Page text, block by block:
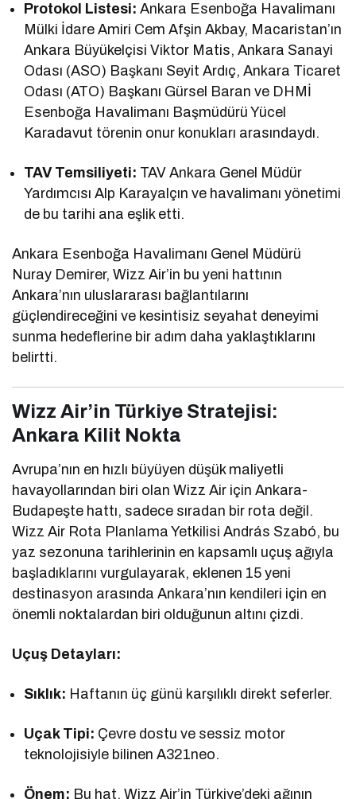
Protokol Listesi: Ankara Esenboğa Havalimanı
Mülki İdare Amiri Cem Afşin Akbay, Macaristan’ın
Ankara Büyükelçisi Viktor Matis, Ankara Sanayi
Odası (ASO) Başkanı Seyit Ardıç, Ankara Ticaret
Odası (ATO) Başkanı Gürsel Baran ve DHMİ
Esenboğa Havalimanı Başmüdürü Yücel
Karadavut törenin onur konukları arasındaydı.
TAV Temsiliyeti: TAV Ankara Genel Müdür
Yardımcısı Alp Karayalçın ve havalimanı yönetimi
de bu tarihi ana eşlik etti.
Ankara Esenboğa Havalimanı Genel Müdürü
Nuray Demirer, Wizz Air’in bu yeni hattının
Ankara’nın uluslararası bağlantılarını
güçlendireceğini ve kesintisiz seyahat deneyimi
sunma hedeflerine bir adım daha yaklaştıklarını
belirtti.
Wizz Air’in Türkiye Stratejisi:
Ankara Kilit Nokta
Avrupa’nın en hızlı büyüyen düşük maliyetli
havayollarından biri olan Wizz Air için Ankara-
Budapeşte hattı, sadece sıradan bir rota değil.
Wizz Air Rota Planlama Yetkilisi András Szabó, bu
yaz sezonuna tarihlerinin en kapsamlı uçuş ağıyla
başladıklarını vurgulayarak, eklenen 15 yeni
destinasyon arasında Ankara’nın kendileri için en
önemli noktalardan biri olduğunun altını çizdi.
Uçuş Detayları:
Sıklık: Haftanın üç günü karşılıklı direkt seferler.
Uçak Tipi: Çevre dostu ve sessiz motor
teknolojisiyle bilinen A321neo.
Önem: Bu hat, Wizz Air’in Türkiye’deki ağının